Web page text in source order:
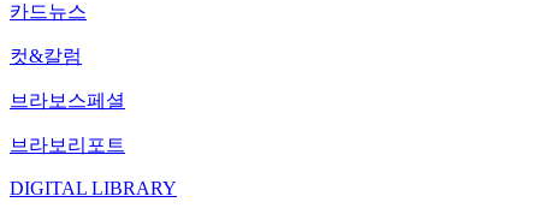
카드뉴스
컷&칼럼
브라보스페셜
브라보리포트
DIGITAL LIBRARY